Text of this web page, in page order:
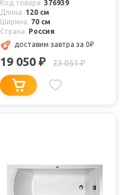
Код товара 376939
Длина
120 см
Ширина
70 см
Страна
Россия
доставим завтра за 0₽
19 050 ₽ 23 051₽